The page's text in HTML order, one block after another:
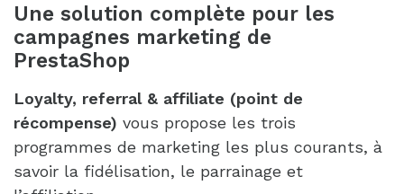
Une solution complète pour les
campagnes marketing de
PrestaShop
Loyalty, referral & affiliate (point de
récompense) vous propose les trois
programmes de marketing les plus courants, à
savoir la fidélisation, le parrainage et